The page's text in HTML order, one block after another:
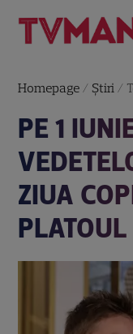
Homepage / Știri /
PE 1
ZIUA